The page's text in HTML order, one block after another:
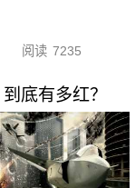
阅读 7235
底有多红？